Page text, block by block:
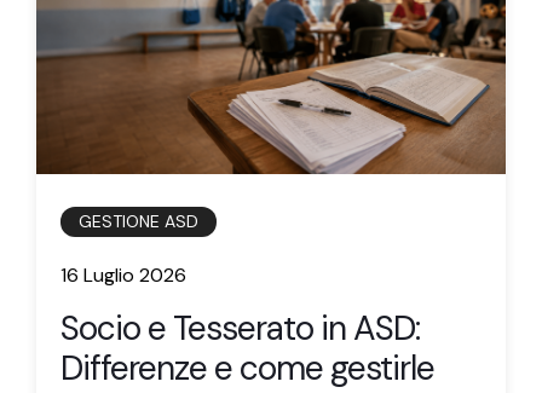
GESTIONE ASD
16 Luglio 2026
Socio e Tesserato in ASD:
Differenze e come gestirle